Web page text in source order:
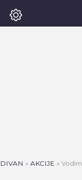
DIVAN » AKCIJE »